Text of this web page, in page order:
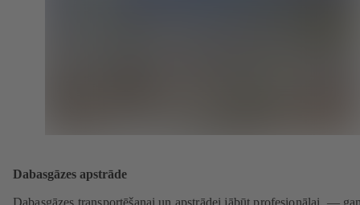
Dabasgāzes apstrāde
Dabasgāzes transportēšanai un apstrādei jābūt profesionālai, —